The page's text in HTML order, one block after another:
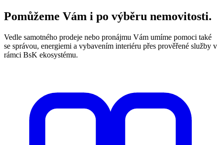
Pomůžeme Vám i po výběru nemovitosti.
Vedle samotného prodeje nebo pronájmu Vám umíme pomoci také
se správou, energiemi a vybavením interiéru přes prověřené služby v
rámci BsK ekosystému.